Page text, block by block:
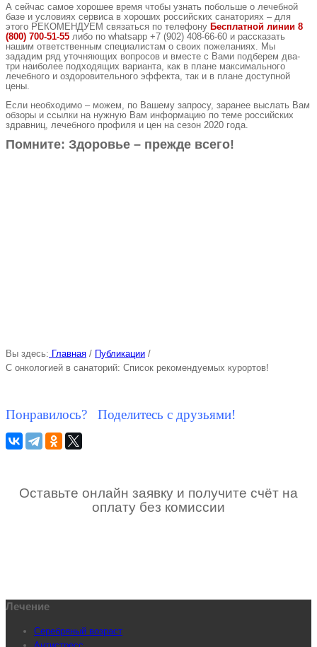
А сейчас самое хорошее время чтобы узнать побольше о лечебной
базе и условиях сервиса в хороших российских санаториях – для
этого РЕКОМЕНДУЕМ связаться по телефону Бесплатной линии 8
(800) 700-51-55 либо по whatsapp +7 (902) 408-66-60 и рассказать
нашим ответственным специалистам о своих пожеланиях. Мы
зададим ряд уточняющих вопросов и вместе с Вами подберем два-
три наиболее подходящих варианта, как в плане максимального
лечебного и оздоровительного эффекта, так и в плане доступной
цены.
Если необходимо – можем, по Вашему запросу, заранее выслать Вам
обзоры и ссылки на нужную Вам информацию по теме российских
здравниц, лечебного профиля и цен на сезон 2020 года.
Помните: Здоровье – прежде всего!
Вы здесь: Главная / Публикации /
С онкологией в санаторий: Список рекомендуемых курортов!
Понравилось? Поделитесь с друзьями!
Оставьте онлайн заявку и получите счёт на
оплату без комиссии
Лечение
Серебряный возраст